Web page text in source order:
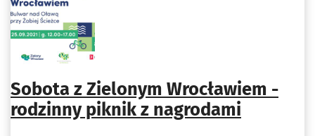
Sobota z Zielonym Wrocławiem -
rodzinny piknik z nagrodami